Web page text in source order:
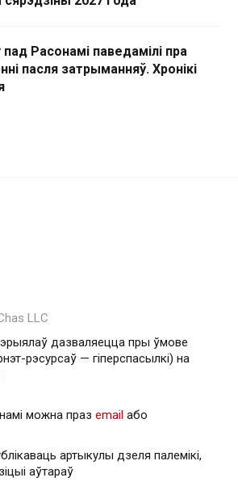
пад Расонамі паведамілі пра
пасля затрыманняў. Хронікі
LLC
дазваляецца пры ўмове
рэсурсаў — гiперспасылкi) на
можна праз email або
артыкулы дзеля палемікі,
аўтараў